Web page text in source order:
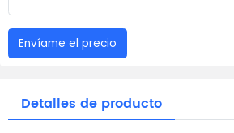
Envíame el precio
Detalles de producto